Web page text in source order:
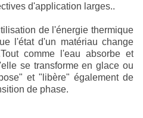
d'application larges..
de l'énergie thermique
l'état d'un matériau change
comme l'eau absorbe et
se transforme en glace ou
et "libère" également de
de phase.